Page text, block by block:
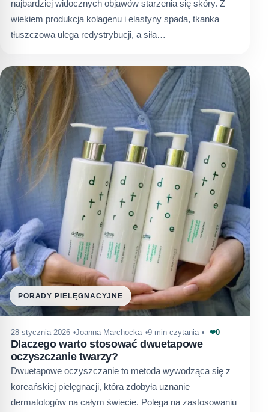
najbardziej widocznych objawów starzenia się skóry. Z
wiekiem produkcja kolagenu i elastyny spada, tkanka
tłuszczowa ulega redystrybucji, a siła…
PORADY PIELĘGNACYJNE
28 stycznia 2026 Joanna Marchocka 9 min czytania ❤0
Dlaczego warto stosować dwuetapowe
oczyszczanie twarzy?
Dwuetapowe oczyszczanie to metoda wywodząca się z
koreańskiej pielęgnacji, która zdobyła uznanie
dermatologów na całym świecie. Polega na zastosowaniu